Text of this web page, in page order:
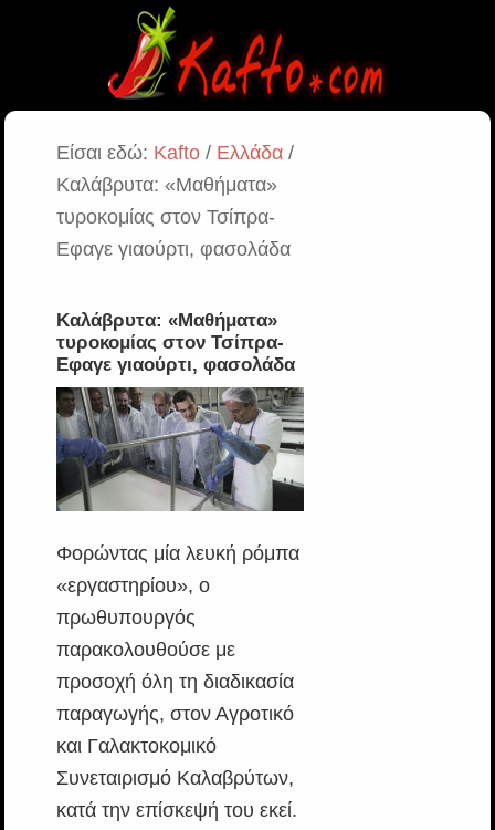
Είσαι εδώ: Kafto/ Ελλάδα/
Καλάβρυτα: «Μαθήματα»
τυροκομίας στον Τσίπρα-
Εφαγε γιαούρτι, φασολάδα
Καλάβρυτα: «Μαθήματα»
τυροκομίας στον Τσίπρα-
Εφαγε γιαούρτι, φασολάδα
Φορώντας μία λευκή ρόμπα
«εργαστηρίου», ο
πρωθυπουργός
παρακολουθούσε με
προσοχή όλη τη διαδικασία
παραγωγής, στον Αγροτικό
και Γαλακτοκομικό
Συνεταιρισμό Καλαβρύτων,
κατά την επίσκεψή του εκεί.